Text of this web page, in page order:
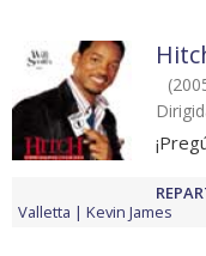
Valletta
Kevin James